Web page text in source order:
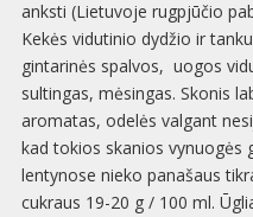
anksti (Lietuvoje rugpjūčio
Kekės vidutinio dydžio ir
gintarinės spalvos, uogos
sultingas, mėsingas. Skonis
aromatas, odelės valgant
kad tokios skanios vynuogės
lentynose nieko panašaus
cukraus 19-20 g / 100 ml.